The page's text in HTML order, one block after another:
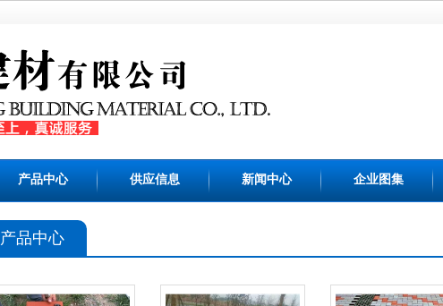
产品中心 供应信息 新闻中心 企业图集
产品中心